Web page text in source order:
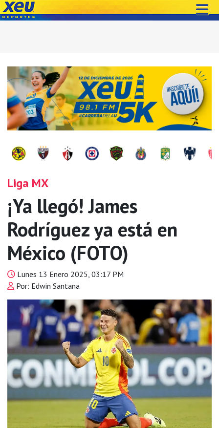
Liga MX
¡Ya llegó! James
Rodríguez ya está en
México (FOTO)
Lunes 13 Enero 2025, 03:17 PM
Por: Edwin Santana